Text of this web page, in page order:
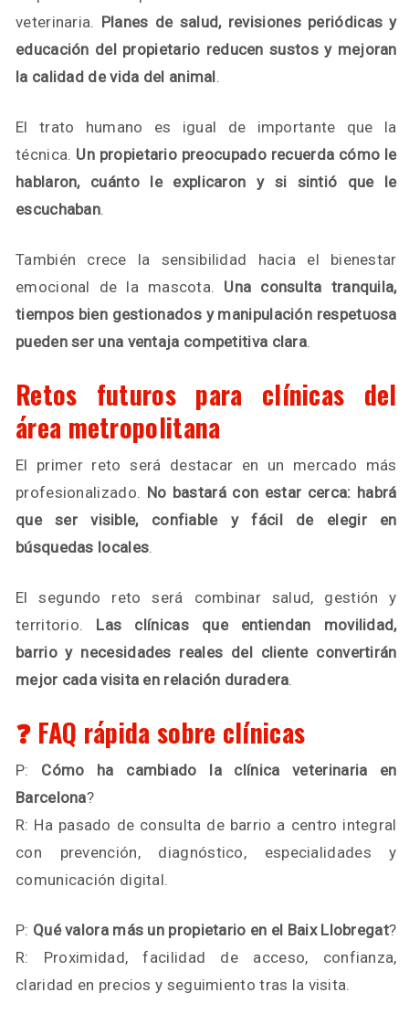
veterinaria. Planes de salud, revisiones periódicas y
educación del propietario reducen sustos y mejoran
la calidad de vida del animal.
El trato humano es igual de importante que la
técnica. Un propietario preocupado recuerda cómo le
hablaron, cuánto le explicaron y si sintió que le
escuchaban.
También crece la sensibilidad hacia el bienestar
emocional de la mascota. Una consulta tranquila,
tiempos bien gestionados y manipulación respetuosa
pueden ser una ventaja competitiva clara.
Retos futuros para clínicas del
área metropolitana
El primer reto será destacar en un mercado más
profesionalizado. No bastará con estar cerca: habrá
que ser visible, confiable y fácil de elegir en
búsquedas locales.
El segundo reto será combinar salud, gestión y
territorio. Las clínicas que entiendan movilidad,
barrio y necesidades reales del cliente convertirán
mejor cada visita en relación duradera.
❓ FAQ rápida sobre clínicas
P: Cómo ha cambiado la clínica veterinaria en
Barcelona?
R: Ha pasado de consulta de barrio a centro integral
con prevención, diagnóstico, especialidades y
comunicación digital.
P: Qué valora más un propietario en el Baix Llobregat?
R: Proximidad, facilidad de acceso, confianza,
claridad en precios y seguimiento tras la visita.